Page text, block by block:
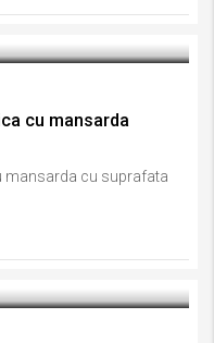
cu mansarda
mansarda cu suprafata